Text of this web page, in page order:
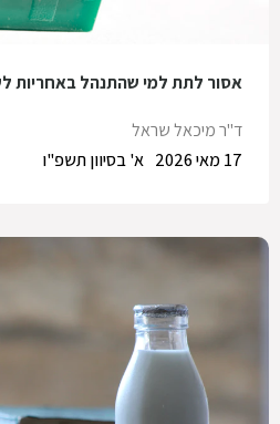
אסור לתת למי שהתנהל באחריות
ד"ר מיכאל שראל
א' בסיוון תשפ"ו
17 מאי 2026